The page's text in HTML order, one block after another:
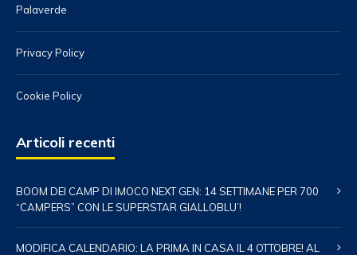
Palaverde
Privacy Policy
Cookie Policy
Articoli recenti
BOOM DEI CAMP DI IMOCO NEXT GEN: 14 SETTIMANE PER 700
“CAMPERS” CON LE SUPERSTAR GIALLOBLU’!
MODIFICA CALENDARIO: LA PRIMA IN CASA IL 4 OTTOBRE! AL